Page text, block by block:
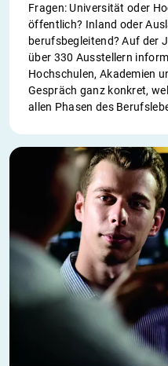
Fragen: Universität oder
öffentlich? Inland oder
berufsbegleitend? Auf der
über 330 Ausstellern
Hochschulen, Akademien
Gespräch ganz konkret,
allen Phasen des